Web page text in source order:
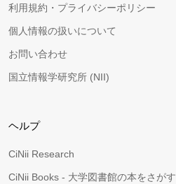
利用規約・プライバシーポリシー
個人情報の扱いについて
お問い合わせ
国立情報学研究所 (NII)
ヘルプ
CiNii Research
CiNii Books - 大学図書館の本をさがす